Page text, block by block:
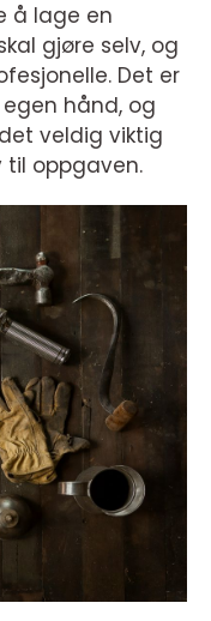
å lage en
gjøre selv, og
Det er
hånd, og
veldig viktig
til oppgaven.